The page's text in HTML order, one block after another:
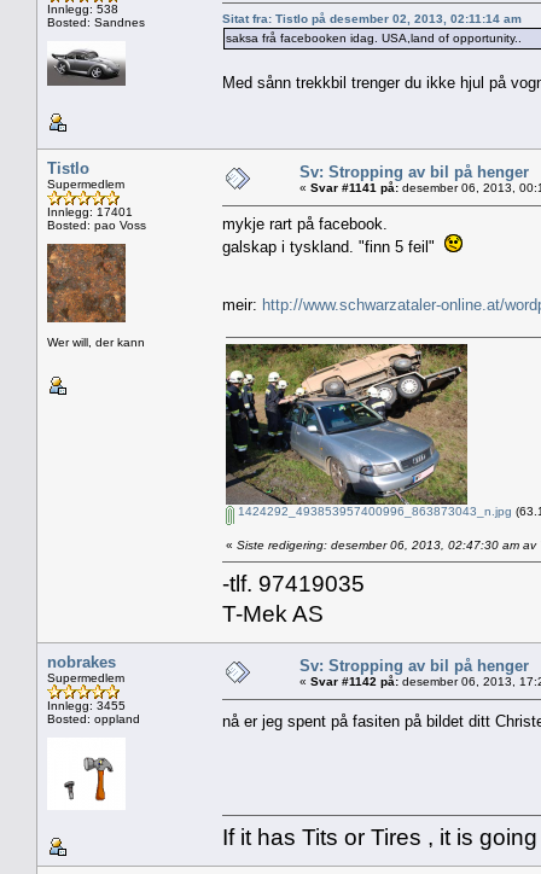
Innlegg: 538
Bosted: Sandnes
Sitat fra: Tistlo på desember 02, 2013, 02:11:14 am
saksa frå facebooken idag. USA,land of opportunity..
Med sånn trekkbil trenger du ikke hjul på
Tistlo
Supermedlem
Innlegg: 17401
Bosted: pao Voss
Wer will, der kann
Sv: Stropping av bil på henger
« Svar #1141 på: desember 06, 2013,
mykje rart på facebook.
galskap i tyskland. "finn 5 feil"
meir: http://www.schwarzataler-online.at/
1424292_493853957400996_863873043_n.jpg
« Siste redigering: desember 06, 2013, 02:47:30 am av
-tlf. 97419035
T-Mek AS
nobrakes
Supermedlem
Innlegg: 3455
Bosted: oppland
Sv: Stropping av bil på henger
« Svar #1142 på: desember 06, 2013,
nå er jeg spent på fasiten på bildet ditt
If it has Tits or Tires , it is